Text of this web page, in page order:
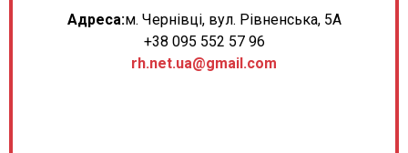
Адреса:м. Чернівці, вул. Рівненська, 5А
+38 095 552 57 96
rh.net.ua@gmail.com